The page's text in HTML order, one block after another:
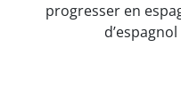
progresser en